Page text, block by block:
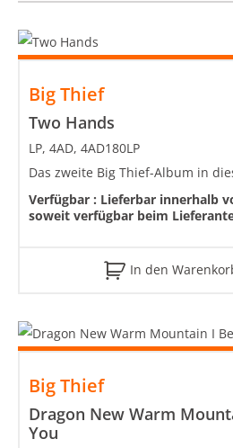
Big Thief
Two Hands
LP, 4AD, 4AD180LP
Das zweite Big Thief-Album in
Verfügbar : Lieferbar innerhalb
soweit verfügbar beim
In den
Big Thief
Dragon New Warm
You